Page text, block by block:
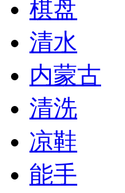
棋盘
清水
内蒙古
清洗
凉鞋
能手